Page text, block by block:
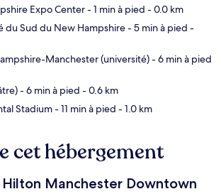
Expo Center- 1 min à pied - 0.0 km
du Sud du New Hampshire- 5 min à pied -
Manchester (université)- 6 min à pied
- 6 min à pied - 0.6 km
Stadium- 11 min à pied - 1.0 km
cet hébergement
Hilton Manchester Downtown